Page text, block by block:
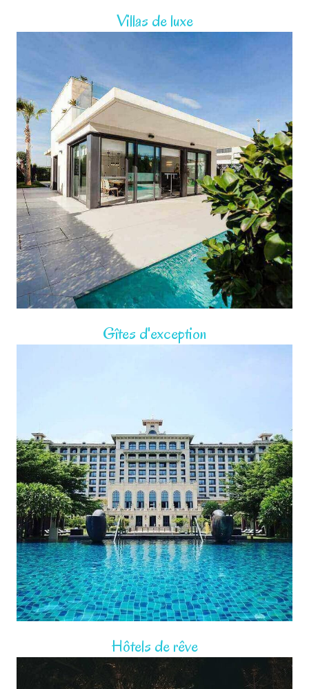
Villas de luxe
Gîtes d'exception
Hôtels de rêve